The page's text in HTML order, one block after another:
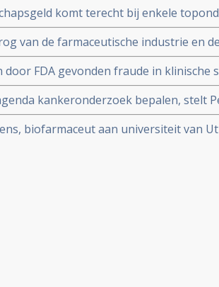
komt terecht bij enkele
procent van al het geld voor vrij
van de farmaceutische industrie en
de Correspondent in mooi stuk
door FDA gevonden fraude in
medicijnvoorschriften.
kankeronderzoek bepalen, stelt
biofarmaceut aan universiteit van